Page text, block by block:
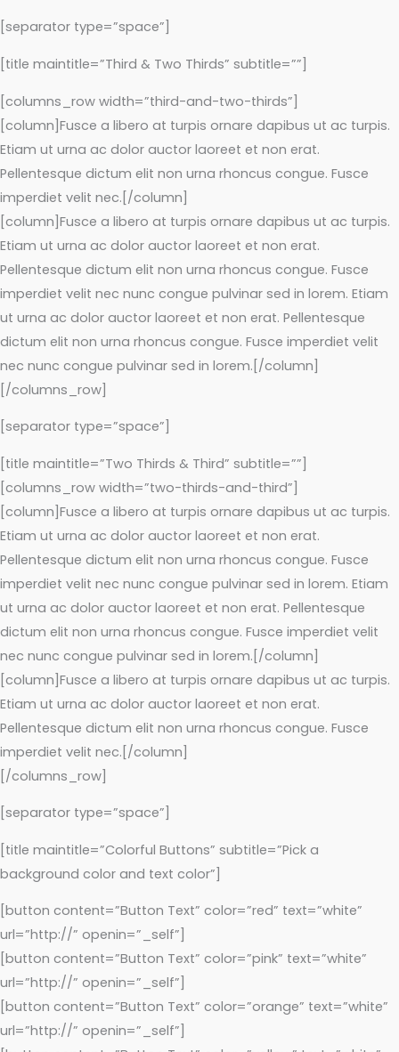
[separator type=”space”]
[title maintitle=”Third & Two Thirds” subtitle=””]
[columns_row width=”third-and-two-thirds”]
[column]Fusce a libero at turpis ornare dapibus ut ac turpis.
Etiam ut urna ac dolor auctor laoreet et non erat.
Pellentesque dictum elit non urna rhoncus congue. Fusce
imperdiet velit nec.[/column]
[column]Fusce a libero at turpis ornare dapibus ut ac turpis.
Etiam ut urna ac dolor auctor laoreet et non erat.
Pellentesque dictum elit non urna rhoncus congue. Fusce
imperdiet velit nec nunc congue pulvinar sed in lorem. Etiam
ut urna ac dolor auctor laoreet et non erat. Pellentesque
dictum elit non urna rhoncus congue. Fusce imperdiet velit
nec nunc congue pulvinar sed in lorem.[/column]
[/columns_row]
[separator type=”space”]
[title maintitle=”Two Thirds & Third” subtitle=””]
[columns_row width=”two-thirds-and-third”]
[column]Fusce a libero at turpis ornare dapibus ut ac turpis.
Etiam ut urna ac dolor auctor laoreet et non erat.
Pellentesque dictum elit non urna rhoncus congue. Fusce
imperdiet velit nec nunc congue pulvinar sed in lorem. Etiam
ut urna ac dolor auctor laoreet et non erat. Pellentesque
dictum elit non urna rhoncus congue. Fusce imperdiet velit
nec nunc congue pulvinar sed in lorem.[/column]
[column]Fusce a libero at turpis ornare dapibus ut ac turpis.
Etiam ut urna ac dolor auctor laoreet et non erat.
Pellentesque dictum elit non urna rhoncus congue. Fusce
imperdiet velit nec.[/column]
[/columns_row]
[separator type=”space”]
[title maintitle=”Colorful Buttons” subtitle=”Pick a
background color and text color”]
[button content=”Button Text” color=”red” text=”white”
url=”http://” openin=”_self”]
[button content=”Button Text” color=”pink” text=”white”
url=”http://” openin=”_self”]
[button content=”Button Text” color=”orange” text=”white”
url=”http://” openin=”_self”]